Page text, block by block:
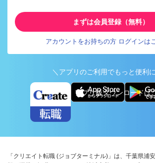
まずは会員登録（無料）
アカウントをお持ちの方 ログインは
＼アプリのご利用でもっと便利
アプリ版ダウンロードは
「クリエイト転職 (ジョブターミナル)」は、千葉県浦